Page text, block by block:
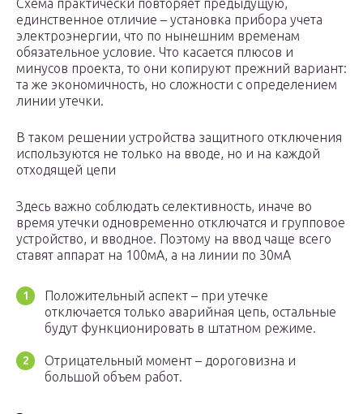
Схема практически повторяет предыдущую,
единственное отличие – установка прибора учета
электроэнергии, что по нынешним временам
обязательное условие. Что касается плюсов и
минусов проекта, то они копируют прежний вариант:
та же экономичность, но сложности с определением
линии утечки.
В таком решении устройства защитного отключения
используются не только на вводе, но и на каждой
отходящей цепи
Здесь важно соблюдать селективность, иначе во
время утечки одновременно отключатся и групповое
устройство, и вводное. Поэтому на ввод чаще всего
ставят аппарат на 100мА, а на линии по 30мА
Положительный аспект – при утечке
отключается только аварийная цепь, остальные
будут функционировать в штатном режиме.
Отрицательный момент – дороговизна и
большой объем работ.